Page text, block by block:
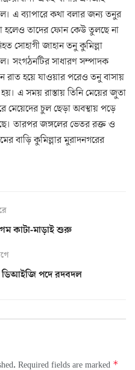
এ ব্যাপারে কথা বলার জন্য তনুর
হলেও তাদের ফোন কেউ তুলছে না
সোহাগী জাহান তনু কুমিল্লা
সংগঠনটির সাধারণ সম্পাদক
হয়ে যাওয়ার পরেও তনু বাসায়
এ সময় রাস্তায় তিনি মেয়ের জুতা
মেয়েদের চুল ছেড়া অবস্থায় পড়ে
তারপর জঙ্গলের ভেতর রক্ত ও
বাড়ি কুমিল্লার মুরাদনগরের
কাটা-মাড়াই শুরু
পদে রদবদল
Required fields are marked *